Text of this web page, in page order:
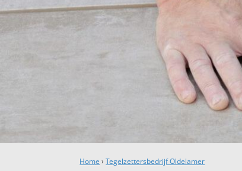
Home ›Tegelzettersbedrijf Oldelamer